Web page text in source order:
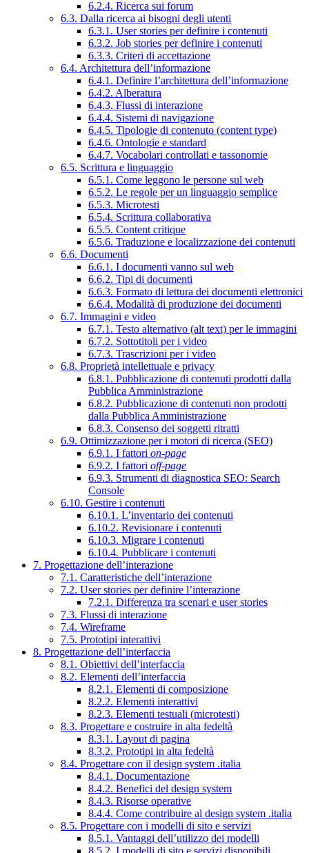
6.2.4. Ricerca sui forum
6.3. Dalla ricerca ai bisogni degli utenti
6.3.1. User stories per definire i contenuti
6.3.2. Job stories per definire i contenuti
6.3.3. Criteri di accettazione
6.4. Architettura dell’informazione
6.4.1. Definire l’architettura dell’informazione
6.4.2. Alberatura
6.4.3. Flussi di interazione
6.4.4. Sistemi di navigazione
6.4.5. Tipologie di contenuto (content type)
6.4.6. Ontologie e standard
6.4.7. Vocabolari controllati e tassonomie
6.5. Scrittura e linguaggio
6.5.1. Come leggono le persone sul web
6.5.2. Le regole per un linguaggio semplice
6.5.3. Microtesti
6.5.4. Scrittura collaborativa
6.5.5. Content critique
6.5.6. Traduzione e localizzazione dei contenuti
6.6. Documenti
6.6.1. I documenti vanno sul web
6.6.2. Tipi di documenti
6.6.3. Formato di lettura dei documenti elettronici
6.6.4. Modalità di produzione dei documenti
6.7. Immagini e video
6.7.1. Testo alternativo (alt text) per le immagini
6.7.2. Sottotitoli per i video
6.7.3. Trascrizioni per i video
6.8. Proprietà intellettuale e privacy
6.8.1. Pubblicazione di contenuti prodotti dalla
Pubblica Amministrazione
6.8.2. Pubblicazione di contenuti non prodotti
dalla Pubblica Amministrazione
6.8.3. Consenso dei soggetti ritratti
6.9. Ottimizzazione per i motori di ricerca (SEO)
6.9.1. I fattori on-page
6.9.2. I fattori off-page
6.9.3. Strumenti di diagnostica SEO: Search
Console
6.10. Gestire i contenuti
6.10.1. L’inventario dei contenuti
6.10.2. Revisionare i contenuti
6.10.3. Migrare i contenuti
6.10.4. Pubblicare i contenuti
7. Progettazione dell’interazione
7.1. Caratteristiche dell’interazione
7.2. User stories per definire l’interazione
7.2.1. Differenza tra scenari e user stories
7.3. Flussi di interazione
7.4. Wireframe
7.5. Prototipi interattivi
8. Progettazione dell’interfaccia
8.1. Obiettivi dell’interfaccia
8.2. Elementi dell’interfaccia
8.2.1. Elementi di composizione
8.2.2. Elementi interattivi
8.2.3. Elementi testuali (microtesti)
8.3. Progettare e costruire in alta fedeltà
8.3.1. Layout di pagina
8.3.2. Prototipi in alta fedeltà
8.4. Progettare con il design system .italia
8.4.1. Documentazione
8.4.2. Benefici del design system
8.4.3. Risorse operative
8.4.4. Come contribuire al design system .italia
8.5. Progettare con i modelli di sito e servizi
8.5.1. Vantaggi dell’utilizzo dei modelli
8.5.2. I modelli di sito e servizi disponibili